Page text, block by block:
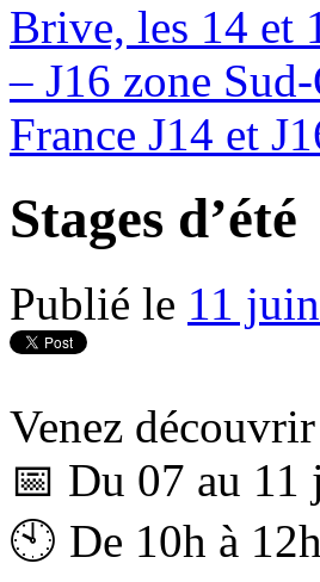
Brive, les 14 et
– J16 zone
France J14 et
Stages d’été
Publié le 11
Venez
📅 Du 07 au 11
🕙 De 10h à 12h